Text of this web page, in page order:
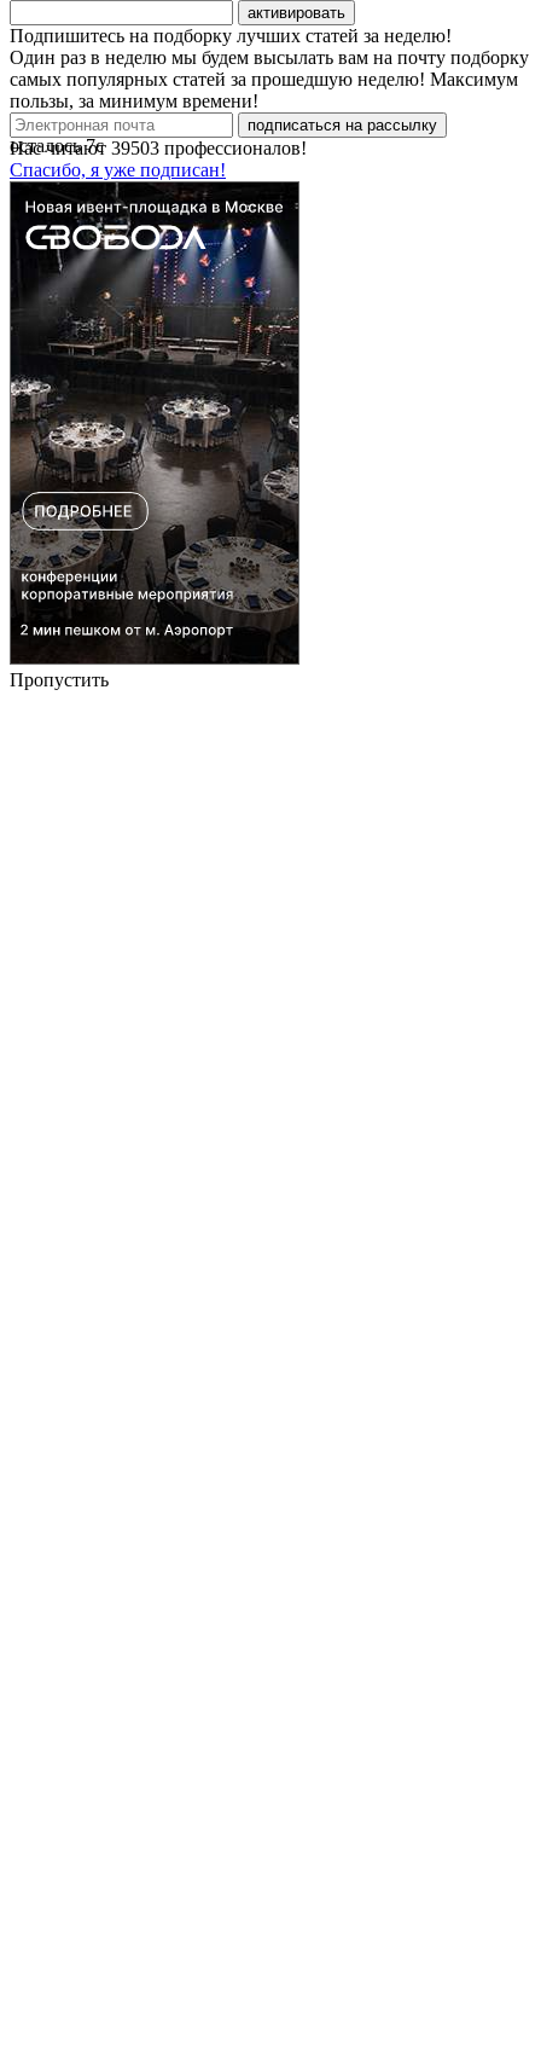
активировать
Подпишитесь на подборку лучших статей за неделю!
Один раз в неделю мы будем высылать вам на почту подборку
самых популярных статей за прошедшую неделю! Максимум
пользы, за минимум времени!
подписаться на рассылку
Нас читают 39503 профессионалов!
Спасибо, я уже подписан!
осталось7с
Пропустить